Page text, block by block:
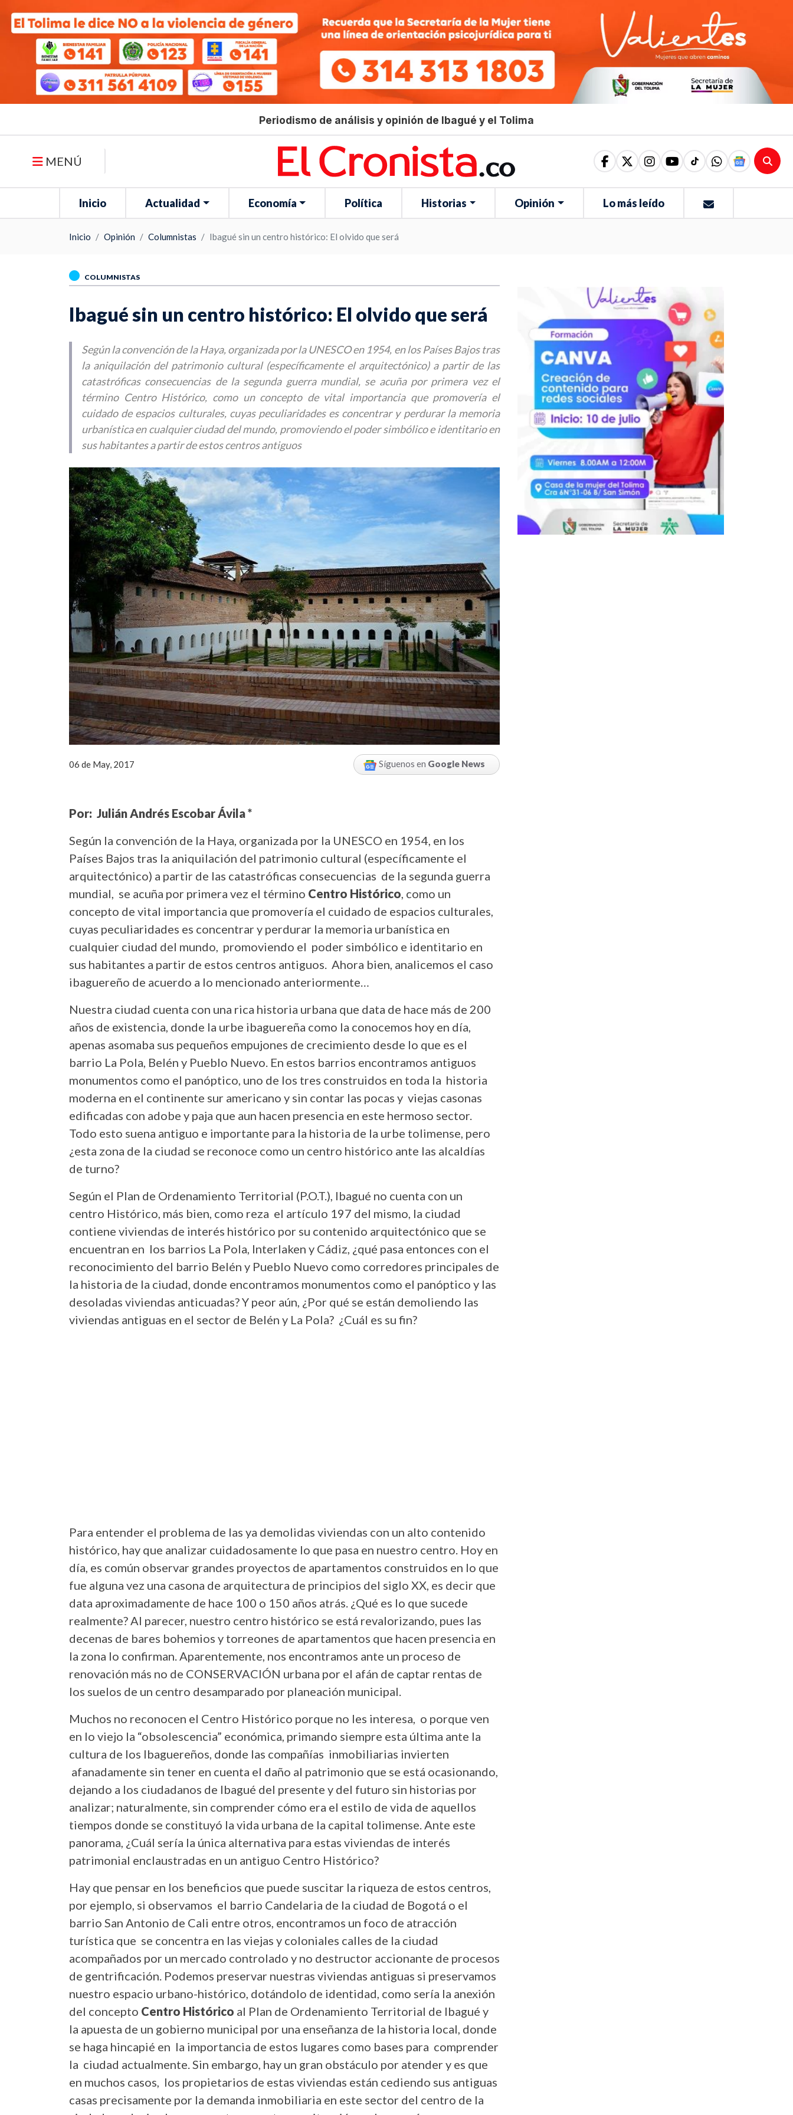
Periodismo de análisis y opinión de Ibagué y el Tolima
MENÚ
Inicio Actualidad Economía Política Historias Opinión Lo más leído
Inicio Opinión Columnistas Ibagué sin un centro histórico: El olvido que será
COLUMNISTAS
Ibagué sin un centro histórico: El olvido que será
Según la convención de la Haya, organizada por la UNESCO en 1954, en los Países Bajos tras
la aniquilación del patrimonio cultural (específicamente el arquitectónico) a partir de las
catastróficas consecuencias de la segunda guerra mundial, se acuña por primera vez el
término Centro Histórico, como un concepto de vital importancia que promovería el
cuidado de espacios culturales, cuyas peculiaridades es concentrar y perdurar la memoria
urbanística en cualquier ciudad del mundo, promoviendo el poder simbólico e identitario en
sus habitantes a partir de estos centros antiguos
06 de May, 2017 Síguenos en Google News
Por: Julián Andrés Escobar Ávila *
Según la convención de la Haya, organizada por la UNESCO en 1954, en los
Países Bajos tras la aniquilación del patrimonio cultural (específicamente el
arquitectónico) a partir de las catastróficas consecuencias de la segunda guerra
mundial, se acuña por primera vez el término Centro Histórico , como un
concepto de vital importancia que promovería el cuidado de espacios culturales,
cuyas peculiaridades es concentrar y perdurar la memoria urbanística en
cualquier ciudad del mundo, promoviendo el poder simbólico e identitario en
sus habitantes a partir de estos centros antiguos. Ahora bien, analicemos el caso
ibaguereño de acuerdo a lo mencionado anteriormente…
Nuestra ciudad cuenta con una rica historia urbana que data de hace más de 200
años de existencia, donde la urbe ibaguereña como la conocemos hoy en día,
apenas asomaba sus pequeños empujones de crecimiento desde lo que es el
barrio La Pola, Belén y Pueblo Nuevo. En estos barrios encontramos antiguos
monumentos como el panóptico, uno de los tres construidos en toda la historia
moderna en el continente sur americano y sin contar las pocas y viejas casonas
edificadas con adobe y paja que aun hacen presencia en este hermoso sector.
Todo esto suena antiguo e importante para la historia de la urbe tolimense, pero
¿esta zona de la ciudad se reconoce como un centro histórico ante las alcaldías
de turno?
Según el Plan de Ordenamiento Territorial (P.O.T.), Ibagué no cuenta con un
centro Histórico, más bien, como reza el artículo 197 del mismo, la ciudad
contiene viviendas de interés histórico por su contenido arquitectónico que se
encuentran en los barrios La Pola, Interlaken y Cádiz, ¿qué pasa entonces con el
reconocimiento del barrio Belén y Pueblo Nuevo como corredores principales de
la historia de la ciudad, donde encontramos monumentos como el panóptico y las
desoladas viviendas anticuadas? Y peor aún, ¿Por qué se están demoliendo las
viviendas antiguas en el sector de Belén y La Pola? ¿Cuál es su fin?
Para entender el problema de las ya demolidas viviendas con un alto contenido
histórico, hay que analizar cuidadosamente lo que pasa en nuestro centro. Hoy en
día, es común observar grandes proyectos de apartamentos construidos en lo que
fue alguna vez una casona de arquitectura de principios del siglo XX, es decir que
data aproximadamente de hace 100 o 150 años atrás. ¿Qué es lo que sucede
realmente? Al parecer, nuestro centro histórico se está revalorizando, pues las
decenas de bares bohemios y torreones de apartamentos que hacen presencia en
la zona lo confirman. Aparentemente, nos encontramos ante un proceso de
renovación más no de CONSERVACIÓN urbana por el afán de captar rentas de
los suelos de un centro desamparado por planeación municipal.
Muchos no reconocen el Centro Histórico porque no les interesa, o porque ven
en lo viejo la “obsolescencia” económica, primando siempre esta última ante la
cultura de los Ibaguereños, donde las compañías inmobiliarias invierten
afanadamente sin tener en cuenta el daño al patrimonio que se está ocasionando,
dejando a los ciudadanos de Ibagué del presente y del futuro sin historias por
analizar; naturalmente, sin comprender cómo era el estilo de vida de aquellos
tiempos donde se constituyó la vida urbana de la capital tolimense. Ante este
panorama, ¿Cuál sería la única alternativa para estas viviendas de interés
patrimonial enclaustradas en un antiguo Centro Histórico?
Hay que pensar en los beneficios que puede suscitar la riqueza de estos centros,
por ejemplo, si observamos el barrio Candelaria de la ciudad de Bogotá o el
barrio San Antonio de Cali entre otros, encontramos un foco de atracción
turística que se concentra en las viejas y coloniales calles de la ciudad
acompañados por un mercado controlado y no destructor accionante de procesos
de gentrificación. Podemos preservar nuestras viviendas antiguas si preservamos
nuestro espacio urbano-histórico, dotándolo de identidad, como sería la anexión
del concepto Centro Histórico al Plan de Ordenamiento Territorial de Ibagué y
la apuesta de un gobierno municipal por una enseñanza de la historia local, donde
se haga hincapié en la importancia de estos lugares como bases para comprender
la ciudad actualmente. Sin embargo, hay un gran obstáculo por atender y es que
en muchos casos, los propietarios de estas viviendas están cediendo sus antiguas
casas precisamente por la demanda inmobiliaria en este sector del centro de la